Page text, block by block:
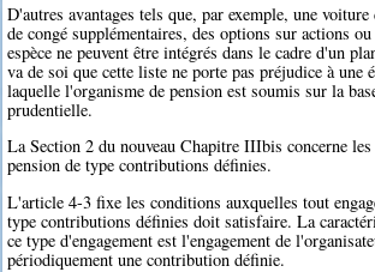
D'autres avantages tels que, par exemple, une
de congé supplémentaires, des options sur actions
espèce ne peuvent être intégrés dans le cadre d'un
va de soi que cette liste ne porte pas préjudice à une
laquelle l'organisme de pension est soumis sur la
prudentielle.
La Section 2 du nouveau Chapitre IIIbis concerne les
pension de type contributions définies.
L'article 4-3 fixe les conditions auxquelles tout
type contributions définies doit satisfaire. La
ce type d'engagement est l'engagement de
périodiquement une contribution définie.